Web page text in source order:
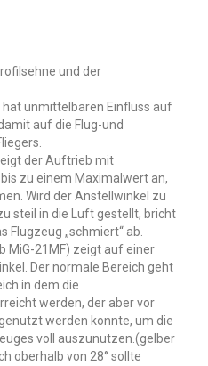
und der
hat unmittelbaren Einfluss auf
auf die Flug-und
der Auftrieb mit
zu einem Maximalwert an,
Wird der Anstellwinkel zu
steil in die Luft gestellt, bricht
„schmiert“ ab.
MiG-21MF) zeigt auf einer
Der normale Bereich geht
in dem die
werden, der aber vor
werden konnte, um die
voll auszunutzen.(gelber
oberhalb von 28° sollte